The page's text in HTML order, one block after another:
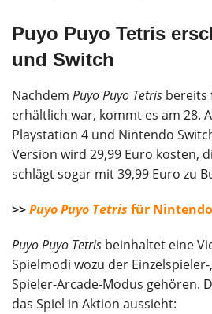
Puyo Puyo Tetris
und Switch
Nachdem Puyo Puyo Tetris bereits
erhältlich war, kommt es am 28.
Playstation 4 und Nintendo
Version wird 29,99 Euro kosten,
schlägt sogar mit 39,99 Euro zu
>>Puyo Puyo Tetris für
Puyo Puyo Tetris beinhaltet eine
Spielmodi wozu der
Spieler-Arcade-Modus gehören.
das Spiel in Aktion aussieht: